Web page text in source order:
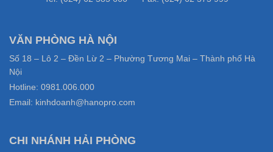
VĂN PHÒNG HÀ NỘI
Số 18 – Lô 2 – Đền Lừ 2 – Phường Tương Mai – Thành phố Hà
Nội
Hotline: 0981.006.000
Email: kinhdoanh@hanopro.com
CHI NHÁNH HẢI PHÒNG